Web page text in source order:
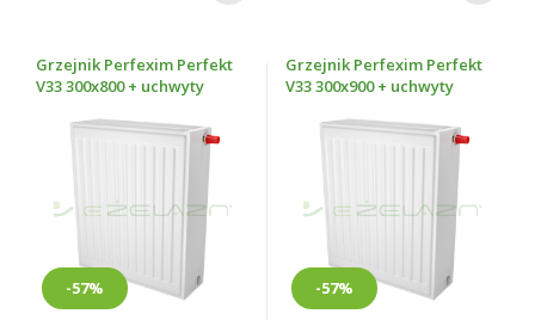
Grzejnik Perfexim Perfekt
V33 300x800 + uchwyty
-57%
Grzejnik Perfexim Perfekt
V33 300x900 + uchwyty
-57%